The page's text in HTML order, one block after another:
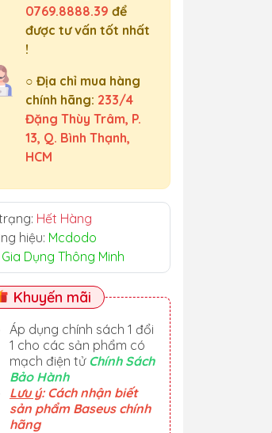
0769.8888.39 để
được tư vấn tốt nhất
!
○ Địa chỉ mua hàng
chính hãng: 233/4
Đặng Thùy Trâm, P.
13, Q. Bình Thạnh,
HCM
Hết Hàng
hiệu: Mcdodo
Gia Dụng Thông Minh
Khuyến mãi
Áp dụng chính sách 1 đổi
1 cho các sản phẩm có
mạch điện tử Chính Sách
Bảo Hành
Lưu ý: Cách nhận biết
sản phẩm Baseus chính
hãng